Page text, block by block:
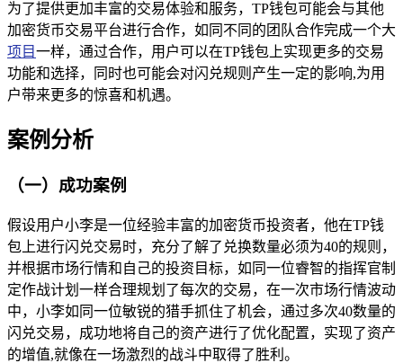
为了提供更加丰富的交易体验和服务，TP钱包可能会与其他
加密货币交易平台进行合作，如同不同的团队合作完成一个大
项目一样，通过合作，用户可以在TP钱包上实现更多的交易
功能和选择，同时也可能会对闪兑规则产生一定的影响,为用
户带来更多的惊喜和机遇。
案例分析
（一）成功案例
假设用户小李是一位经验丰富的加密货币投资者，他在TP钱
包上进行闪兑交易时，充分了解了兑换数量必须为40的规则，
并根据市场行情和自己的投资目标，如同一位睿智的指挥官制
定作战计划一样合理规划了每次的交易，在一次市场行情波动
中，小李如同一位敏锐的猎手抓住了机会，通过多次40数量的
闪兑交易，成功地将自己的资产进行了优化配置，实现了资产
的增值,就像在一场激烈的战斗中取得了胜利。